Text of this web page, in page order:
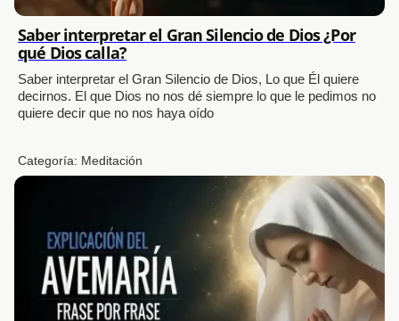
Saber interpretar el Gran Silencio de Dios ¿Por
qué Dios calla?
Saber interpretar el Gran Silencio de Dios, Lo que Él quiere
decirnos. El que Dios no nos dé siempre lo que le pedimos no
quiere decir que no nos haya oído
Categoría: Meditación